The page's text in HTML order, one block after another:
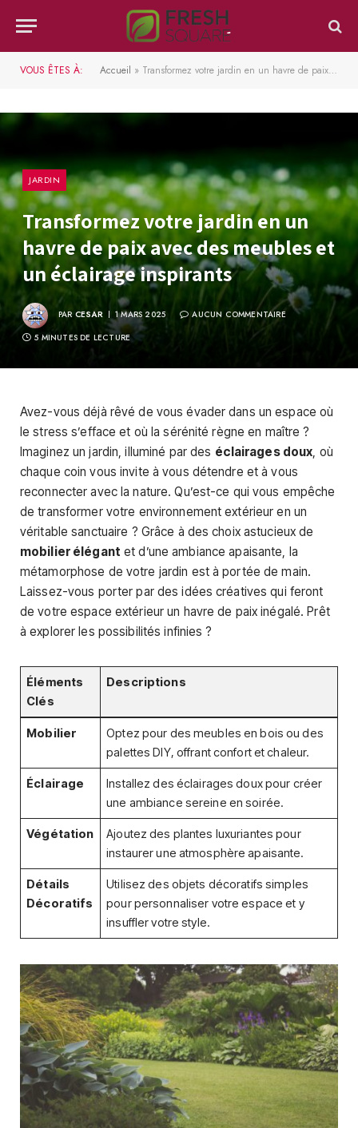
VOUS ÊTES À: Accueil » Transformez votre jardin en un havre de paix avec des meubles et un éclairage inspirants
JARDIN
Transformez votre jardin en un
havre de paix avec des meubles et
un éclairage inspirants
PAR CESAR 1 MARS 2025
AUCUN COMMENTAIRE
5 MINUTES DE LECTURE
Avez-vous déjà rêvé de vous évader dans un espace où
le stress s’efface et où la sérénité règne en maître ?
Imaginez un jardin, illuminé par des éclairages doux, où
chaque coin vous invite à vous détendre et à vous
reconnecter avec la nature. Qu’est-ce qui vous empêche
de transformer votre environnement extérieur en un
véritable sanctuaire ? Grâce à des choix astucieux de
mobilier élégant et d’une ambiance apaisante, la
métamorphose de votre jardin est à portée de main.
Laissez-vous porter par des idées créatives qui feront
de votre espace extérieur un havre de paix inégalé. Prêt
à explorer les possibilités infinies ?
Éléments
Clés
Descriptions
Mobilier
Optez pour des meubles en bois ou des
palettes DIY, offrant confort et chaleur.
Éclairage
Installez des éclairages doux pour créer
une ambiance sereine en soirée.
Végétation
Ajoutez des plantes luxuriantes pour
instaurer une atmosphère apaisante.
Détails
Décoratifs
Utilisez des objets décoratifs simples
pour personnaliser votre espace et y
insuffler votre style.